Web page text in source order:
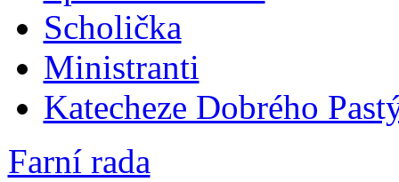
Scholička
Ministranti
Katecheze Dobrého
Farní rada